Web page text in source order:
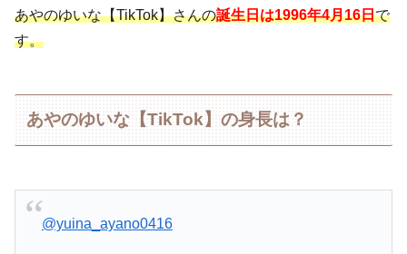
あやのゆいな【TikTok】さんの誕生日は1996年4月16日で
す。
あやのゆいな【TikTok】の身長は？
@yuina_ayano0416